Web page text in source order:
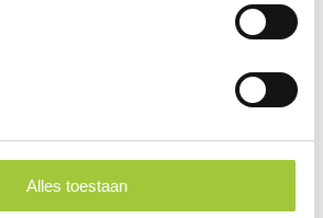
Alles toestaan
bloempot, cactus